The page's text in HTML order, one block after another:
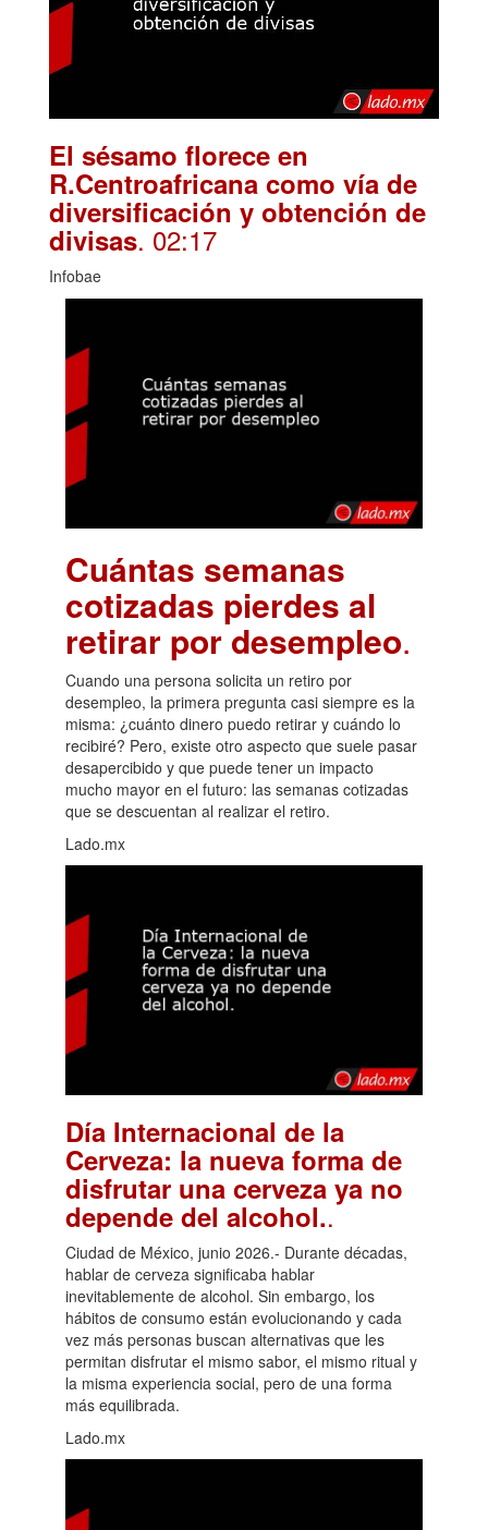
El sésamo florece en
R.Centroafricana como vía de
diversificación y obtención de
divisas. 02:17
Infobae
Cuántas semanas
cotizadas pierdes al
retirar por desempleo.
Cuando una persona solicita un retiro por
desempleo, la primera pregunta casi siempre es la
misma: ¿cuánto dinero puedo retirar y cuándo lo
recibiré? Pero, existe otro aspecto que suele pasar
desapercibido y que puede tener un impacto
mucho mayor en el futuro: las semanas cotizadas
que se descuentan al realizar el retiro.
Lado.mx
Día Internacional de la
Cerveza: la nueva forma de
disfrutar una cerveza ya no
depende del alcohol..
Ciudad de México, junio 2026.- Durante décadas,
hablar de cerveza significaba hablar
inevitablemente de alcohol. Sin embargo, los
hábitos de consumo están evolucionando y cada
vez más personas buscan alternativas que les
permitan disfrutar el mismo sabor, el mismo ritual y
la misma experiencia social, pero de una forma
más equilibrada.
Lado.mx